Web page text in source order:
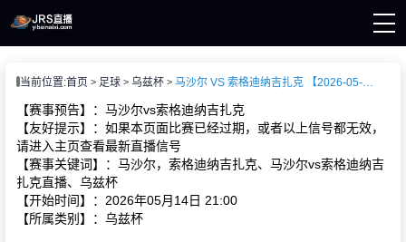
播
像
当前位置:首页 足球 乌兹杯 马沙尔 VS 索格迪纳吉扎克 【2026-05-14 21:00:00】
【赛事预告】：马沙尔vs索格迪纳吉扎克
【友好提示】：如果本页面比赛已经过期，或者以上信号都无效，
请进入主页查看最新直播信号
【赛事关键词】：马沙尔，索格迪纳吉扎克、马沙尔vs索格迪纳吉
扎克直播、乌兹杯
【开始时间】：2026年05月14日 21:00
【所属类别】：乌兹杯